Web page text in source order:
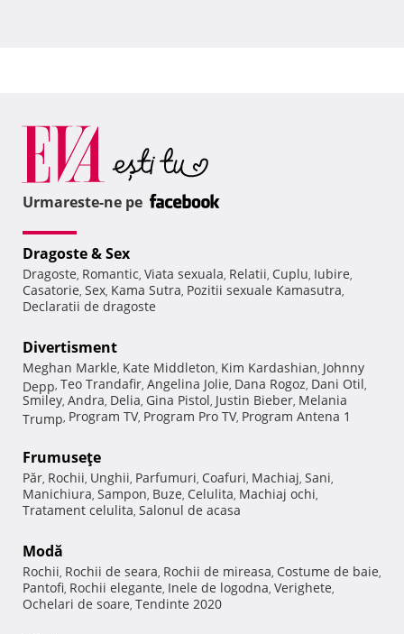
Urmareste-ne pe
Dragoste & Sex
Dragoste, Romantic, Viata sexuala, Relatii, Cuplu, Iubire,
Casatorie, Sex, Kama Sutra, Pozitii sexuale Kamasutra,
Declaratii de dragoste
Divertisment
Meghan Markle, Kate Middleton, Kim Kardashian, Johnny
Depp, Teo Trandafir, Angelina Jolie, Dana Rogoz, Dani Otil,
Smiley, Andra, Delia, Gina Pistol, Justin Bieber, Melania
Trump, Program TV, Program Pro TV, Program Antena 1
Frumuseţe
Păr, Rochii, Unghii, Parfumuri, Coafuri, Machiaj, Sani,
Manichiura, Sampon, Buze, Celulita, Machiaj ochi,
Tratament celulita, Salonul de acasa
Modă
Rochii, Rochii de seara, Rochii de mireasa, Costume de baie,
Pantofi, Rochii elegante, Inele de logodna, Verighete,
Ochelari de soare, Tendinte 2020